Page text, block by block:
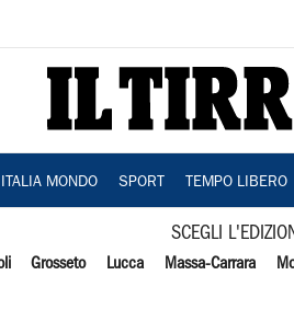
ITALIA MONDO SPORT TEMPO LIBERO
SCEGLI
Grosseto Lucca Massa-Carrara